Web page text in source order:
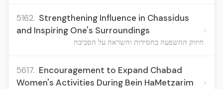
5162. Strengthening Influence in Chassidus
and Inspiring One's Surroundings
חיזוק ההשפעה בחסידות והשראה על הסביבה
›
5617. Encouragement to Expand Chabad
Women's Activities During Bein HaMetzarim
›